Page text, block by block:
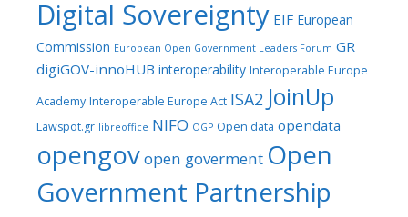
Digital Sovereignty EIF European
Commission European Open Government Leaders Forum GR
digiGOV-innoHUB interoperability Interoperable Europe
Academy Interoperable Europe Act ISA2 JoinUp
Lawspot.gr libreoffice NIFO OGP Open data opendata
opengovopen goverment Open
Government Partnership